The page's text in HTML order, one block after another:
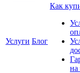
Услуги Блог
Как
на